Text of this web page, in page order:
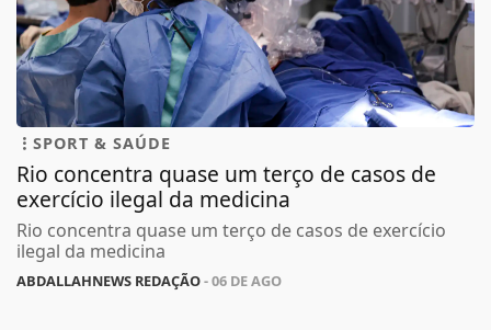
SPORT & SAÚDE
Rio concentra quase um terço de casos de
exercício ilegal da medicina
Rio concentra quase um terço de casos de exercício
ilegal da medicina
ABDALLAHNEWS REDAÇÃO- 06 DE AGO